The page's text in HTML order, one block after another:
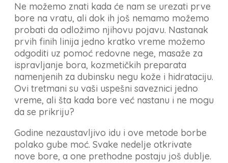
Ne možemo znati kada će nam se urezati prve
bore na vratu, ali dok ih još nemamo možemo
probati da odložimo njihovu pojavu. Nastanak
prvih finih linija jedno kratko vreme možemo
odgoditi uz pomoć redovne nege, masaže za
ispravljanje bora, kozmetičkih preparata
namenjenih za dubinsku negu kože i hidrataciju.
Ovi tretmani su vaši uspešni saveznici jedno
vreme, ali šta kada bore već nastanu i ne mogu
da se prikriju?
Godine nezaustavljivo idu i ove metode borbe
polako gube moć. Svake nedelje otkrivate
nove bore, a one prethodne postaju još dublje.